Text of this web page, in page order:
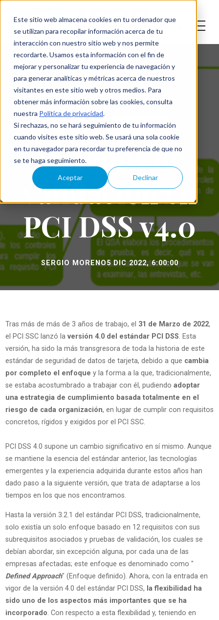
Este sitio web almacena cookies en tu ordenador que
se utilizan para recopilar información acerca de tu
interacción con nuestro sitio web y nos permite
recordarte. Usamos esta información con el fin de
mejorar y personalizar tu experiencia de navegación y
para generar analíticas y métricas acerca de nuestros
visitantes en este sitio web y otros medios. Para
obtener más información sobre las cookies, consulta
nuestra Política de privacidad.
Si rechazas, no se hará seguimiento de tu información
cuando visites este sitio web. Se usará una sola cookie
en tu navegador para recordar tu preferencia de que no
se te haga seguimiento.
Aceptar Declinar
CUMPLIMIENTO PCI DSS
Métodos de
validación en
PCI DSS v4.0
SERGIO MORENO5 DIC 2022, 6:00:00
Tras más de más de 3 años de trabajo, el 31 de Marzo de 2022,
el PCI SSC lanzó la versión 4.0 del estándar PCI DSS. Esta
versión, ha sido la más transgresora de toda la historia de este
estándar de seguridad de datos de tarjeta, debido a que cambia
por completo el enfoque y la forma a la que, tradicionalmente,
se estaba acostumbrado a trabajar con él, pudiendo adoptar
una estrategia de cumplimiento basada totalmente en el
riesgo de cada organización, en lugar de cumplir con requisitos
concretos, rígidos y exigidos por el PCI SSC.
PCI DSS 4.0 supone un cambio significativo en sí mismo. Aunque
se mantiene la esencia del estándar anterior, las tecnologías
emergentes y la experiencia adquirida durante estos años han
dado paso a la siguiente versión, que trata de adaptarse a los
tiempos en los que nos encontramos.
Hasta la versión 3.2.1 del estándar PCI DSS, tradicionalmente,
solo existía un solo enfoque basado en 12 requisitos con sus
subrequisitos asociados y pruebas de validación, los cuales se
debían abordar, sin excepción alguna, por cada una de las
empresas afectadas; este enfoque es denominado como "
Defined Approach" (Enfoque definido). Ahora, con la entrada en
vigor de la versión 4.0 del estándar PCI DSS, la flexibilidad ha
sido uno de los aspectos más importantes que se ha
incorporado. Con respecto a esta flexibilidad y, teniendo en